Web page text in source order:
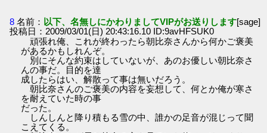
8 名前： 以下、名無しにかわりましてVIPがお送りします[sage]
投稿日：2009/03/01(日) 20:43:16.10 ID:9avHFSUK0
頑張れ俺、これが終わったら朝比奈さんから何かご褒美
があるかもしれんぞ。
別にそんな約束はしていないが、あのお優しい朝比奈さ
んの事だ。目的を達
成したらはい、解散って事は無いだろう。
朝比奈さんのご褒美の内容を妄想して、何とか俺が寒さ
を耐えていた時の事
だった。
しんしんと降り積もる雪の中、誰かの足音が混じって聞
こえてくる。